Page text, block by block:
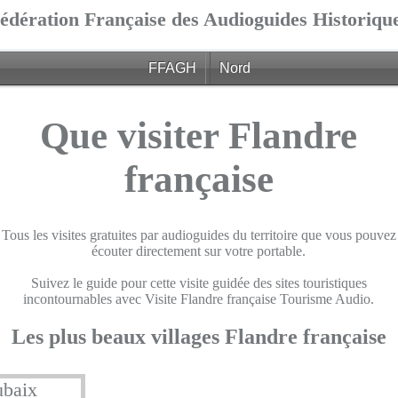
Française des Audioguides
FFAGH Nord
Que visiter Flandre
française
Tous les visites gratuites par audioguides du territoire que vous pouvez
écouter directement sur votre portable.
Suivez le guide pour cette visite guidée des sites touristiques
incontournables avec Visite Flandre française Tourisme Audio.
Les plus beaux villages Flandre française